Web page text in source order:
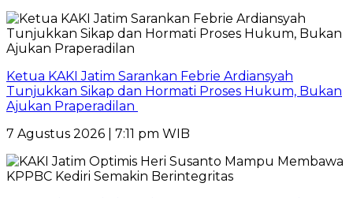
Ketua KAKI Jatim Sarankan Febrie Ardiansyah
Tunjukkan Sikap dan Hormati Proses Hukum, Bukan
Ajukan Praperadilan
7 Agustus 2026 | 7:11 pm WIB